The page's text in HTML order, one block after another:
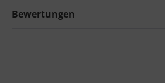
Bewertungen